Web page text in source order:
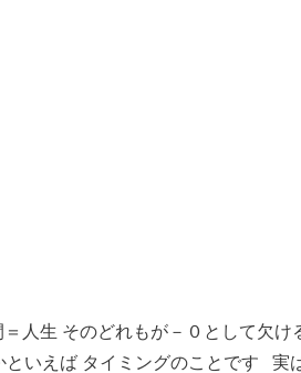
人生 そのどれもが－０として欠け
いえば タイミングのことです 実